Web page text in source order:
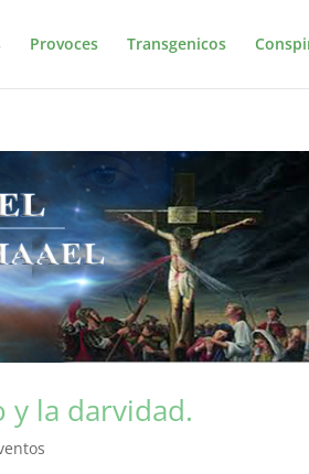
Provoces Transgenicos
y la darvidad.